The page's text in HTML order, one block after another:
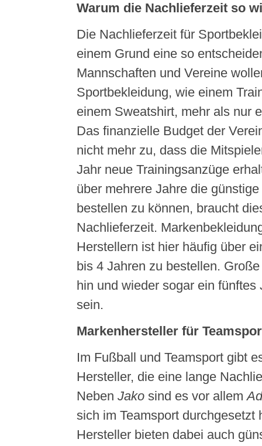
Warum die Nachlieferzeit so
Die Nachlieferzeit für
einem Grund eine so
Mannschaften und Vereine
Sportbekleidung, wie einem
einem Sweatshirt, mehr als nur
Das finanzielle Budget der
nicht mehr zu, dass die
Jahr neue Trainingsanzüge
über mehrere Jahre die
bestellen zu können, braucht
Nachlieferzeit.
Herstellern ist hier häufig über
bis 4 Jahren zu bestellen.
hin und wieder sogar ein fünftes
sein.
Markenhersteller für
Im Fußball und Teamsport gibt
Hersteller, die eine lange
Neben Jako sind es vor allem
sich im Teamsport durchgesetzt
Hersteller bieten dabei auch